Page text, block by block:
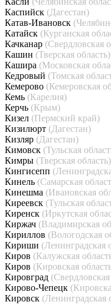
Каспийск (Дагестан)
Катав-Ивановск
Катайск (Курганская
Качканар (Свердловская
Кашин (Тверская область)
Кашира (Московская
Кедровый (Томская
Кемерово (Кемеровская
Кемь (Карелия)
Керчь (Крым)
Кизел (Пермский край)
Кизилюрт (Дагестан)
Кизляр (Дагестан)
Кимовск (Тульская
Кимры (Тверская область)
Кингисепп
Кинель (Самарская
Кинешма (Ивановская
Киреевск (Тульская
Киренск (Иркутская
Киржач (Владимирская
Кириллов (Вологодская
Кириши (Ленинградская
Киров (Калужская
Киров (Кировская
Кировград
Кирово-Чепецк
Кировск (Ленинградская